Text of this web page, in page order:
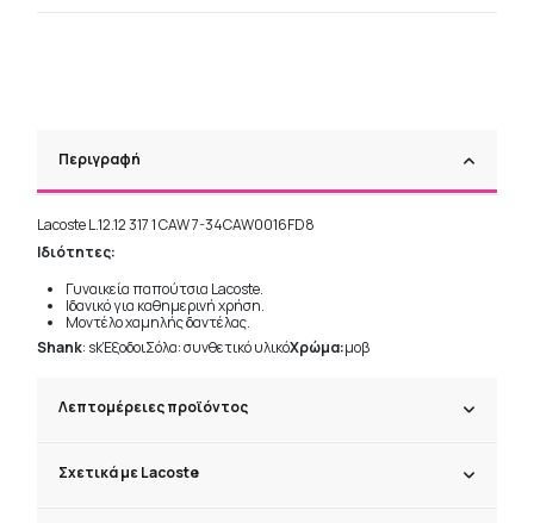
Περιγραφή
Lacoste L.12.12 317 1 CAW 7-34CAW0016FD8
Ιδιότητες:
Γυναικεία παπούτσια Lacoste.
Ιδανικό για καθημερινή χρήση.
Μοντέλο χαμηλής δαντέλας.
Shank: skΈξοδοιΣόλα: συνθετικό υλικόΧρώμα:μοβ
Λεπτομέρειες προϊόντος
Σχετικά με Lacoste